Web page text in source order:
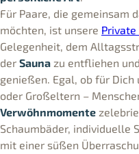
Für Paare, die gemeinsam
möchten, ist unsere Private
Gelegenheit, dem
der Sauna zu entfliehen
genießen. Egal, ob für Dich
oder Großeltern –
Verwöhnmomente
Schaumbäder, individuelle
mit einer süßen